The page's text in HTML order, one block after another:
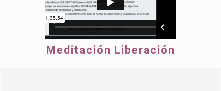
Meditación Liberación